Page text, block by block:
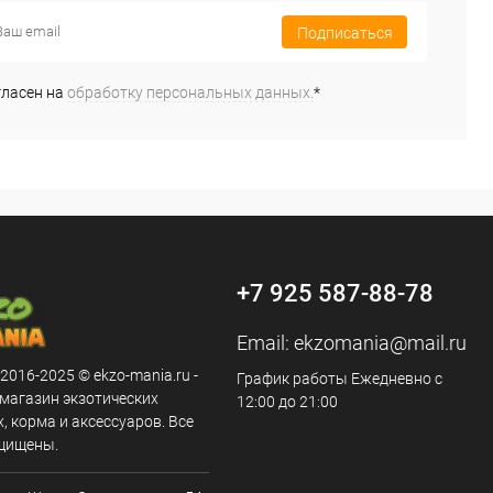
Подписаться
на обработку персональных данных. *
2025 © ekzo-mania.ru -
экзотических
корма и аксессуаров. Все
+7 925 587-88-78
Email: ekzomania@mail.ru
График работы Ежедневно с
12:00 до 21:00